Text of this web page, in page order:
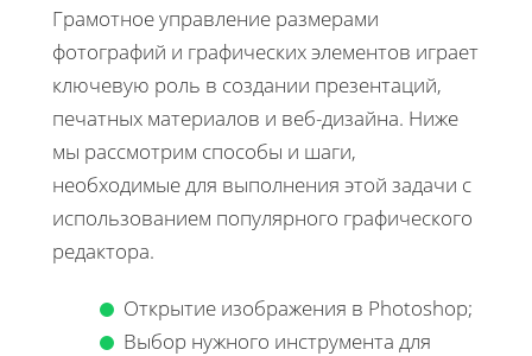
Грамотное управление размерами
фотографий и графических элементов играет
ключевую роль в создании презентаций,
печатных материалов и веб-дизайна. Ниже
мы рассмотрим способы и шаги,
необходимые для выполнения этой задачи с
использованием популярного графического
редактора.
Открытие изображения в Photoshop;
Выбор нужного инструмента для